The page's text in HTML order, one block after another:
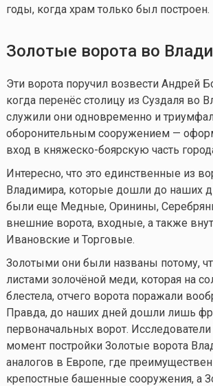
годы, когда храм только был построен.
Золотые ворота во
Эти ворота поручил возвести Андрей
когда перенёс столицу из Суздаля во
служили они одновременно и
оборонительным сооружением —
вход в княжеско-боярскую часть
Интересно, что это единственные из
Владимира, которые дошли до наших
были еще Медные, Оринины,
внешние ворота, входные, а также
Ивановские и Торговые.
Золотыми они были названы потому,
листами золочёной меди, которая на
блестела, отчего ворота поражали
Правда, до наших дней дошли лишь
первоначальных ворот. Исследователи
момент постройки Золотые ворота
аналогов в Европе, где
крепостные башенные сооружения, а